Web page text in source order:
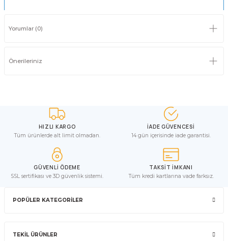
Yorumlar (0)
Önerileriniz
HIZLI KARGO
Tüm ürünlerde alt limit olmadan.
İADE GÜVENCESİ
14 gün içerisinde iade garantisi.
GÜVENLİ ÖDEME
SSL sertifikası ve 3D güvenlik sistemi.
TAKSİT İMKANI
Tüm kredi kartlarına vade farksız.
POPÜLER KATEGORİLER
TEKİL ÜRÜNLER